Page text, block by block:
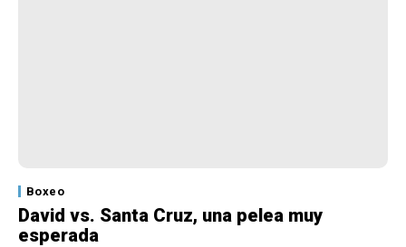
Boxeo
David vs. Santa Cruz, una pelea muy
esperada